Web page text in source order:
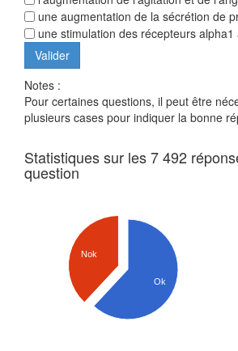
une augmentation de la sécrétion de
une stimulation des récepteurs
Notes :
Pour certaines questions, il peut être
plusieurs cases pour indiquer la bonne
Statistiques sur les 7 492
question
Nok
Ok